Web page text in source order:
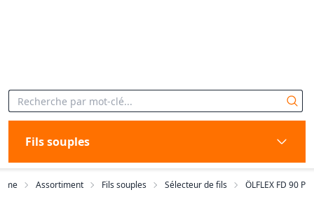
Fils souples
Assortiment Fils souples Sélecteur de fils ÖLFLEX FD 90 P